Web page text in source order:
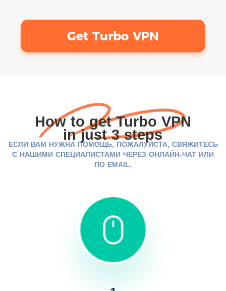
Get Turbo VPN
How to get Turbo VPN
in just 3 steps
ЕСЛИ ВАМ НУЖНА ПОМОЩЬ, ПОЖАЛУЙСТА, СВЯЖИТЕСЬ
С НАШИМИ СПЕЦИАЛИСТАМИ ЧЕРЕЗ ОНЛАЙН-ЧАТ ИЛИ
ПО EMAIL.